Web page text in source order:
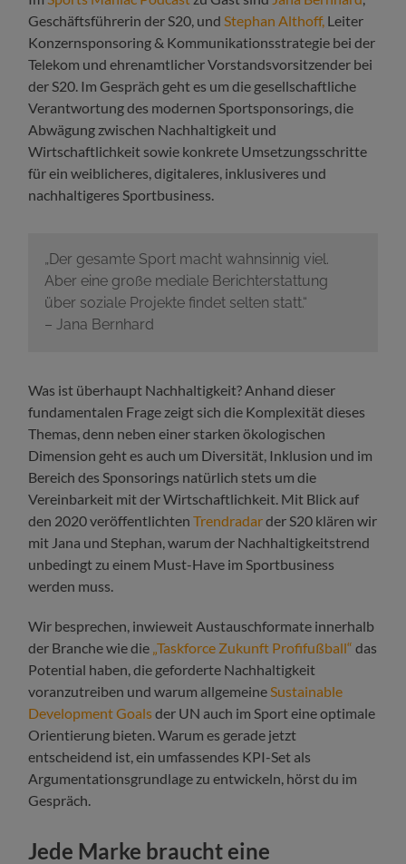
Geschäftsführerin der S20, und Stephan Althoff, Leiter
Konzernsponsoring & Kommunikationsstrategie bei der
Telekom und ehrenamtlicher Vorstandsvorsitzender bei
der S20. Im Gespräch geht es um die gesellschaftliche
Verantwortung des modernen Sportsponsorings, die
Abwägung zwischen Nachhaltigkeit und
Wirtschaftlichkeit sowie konkrete Umsetzungsschritte
für ein weiblicheres, digitaleres, inklusiveres und
nachhaltigeres Sportbusiness.
„Der gesamte Sport macht wahnsinnig viel.
Aber eine große mediale Berichterstattung
über soziale Projekte findet selten statt.“
– Jana Bernhard
Was ist überhaupt Nachhaltigkeit? Anhand dieser
fundamentalen Frage zeigt sich die Komplexität dieses
Themas, denn neben einer starken ökologischen
Dimension geht es auch um Diversität, Inklusion und im
Bereich des Sponsorings natürlich stets um die
Vereinbarkeit mit der Wirtschaftlichkeit. Mit Blick auf
den 2020 veröffentlichtenTrendradarder S20 klären wir
mit Jana und Stephan, warum der Nachhaltigkeitstrend
unbedingt zu einem Must-Have im Sportbusiness
werden muss.
Wir besprechen, inwieweit Austauschformate innerhalb
der Branche wie die „Taskforce Zukunft Profifußball“ das
Potential haben, die geforderte Nachhaltigkeit
voranzutreiben und warum allgemeineSustainable
Development Goalsder UN auch im Sport eine optimale
Orientierung bieten. Warum es gerade jetzt
entscheidend ist, ein umfassendes KPI-Set als
Argumentationsgrundlage zu entwickeln, hörst du im
Gespräch.
Jede Marke braucht eine